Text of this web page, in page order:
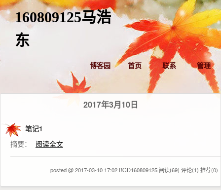
160809125马浩
东
博客园 首页 联系 管理
2017年3月10日
笔记1
摘要：
阅读全文
posted @ 2017-03-10 17:02 BGD160809125 阅读(69) 评论(1) 推荐(0)